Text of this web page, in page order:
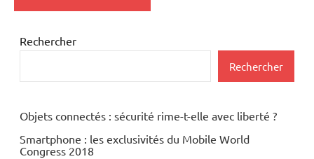
Rechercher
Rechercher
Objets connectés : sécurité rime-t-elle avec liberté ?
Smartphone : les exclusivités du Mobile World
Congress 2018